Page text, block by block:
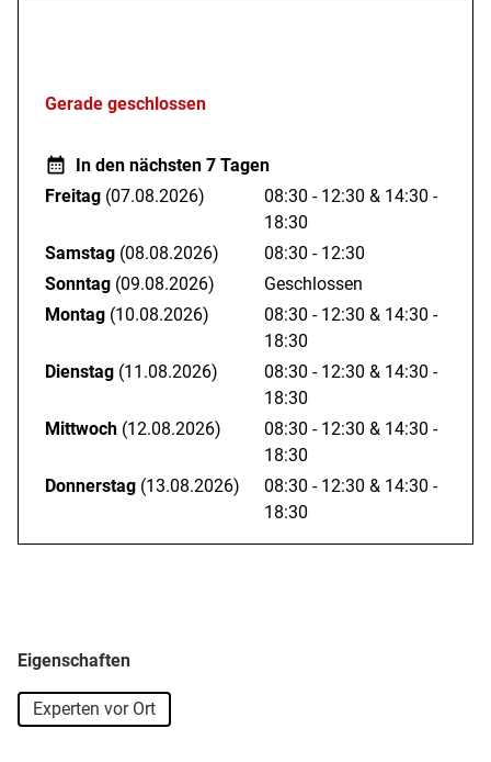
Gerade geschlossen
In den nächsten 7 Tagen
Freitag (07.08.2026) 08:30 - 12:30 & 14:30 -
18:30
Samstag (08.08.2026)
08:30 - 12:30
Sonntag (09.08.2026)
Geschlossen
Montag (10.08.2026) 08:30 - 12:30 & 14:30 -
18:30
Dienstag (11.08.2026) 08:30 - 12:30 & 14:30 -
18:30
Mittwoch (12.08.2026) 08:30 - 12:30 & 14:30 -
18:30
Donnerstag (13.08.2026) 08:30 - 12:30 & 14:30 -
18:30
Eigenschaften
Experten vor Ort